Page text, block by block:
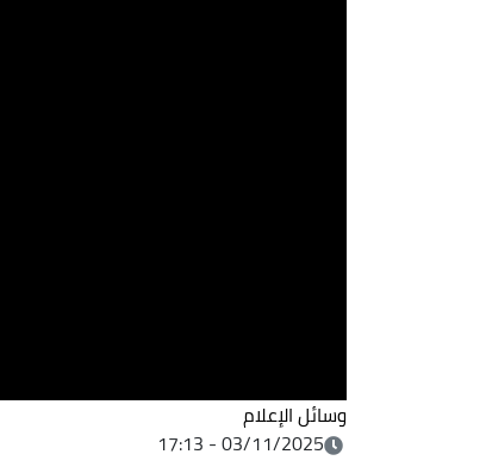
وسائل الإعلام
03/11/2025 - 17:13